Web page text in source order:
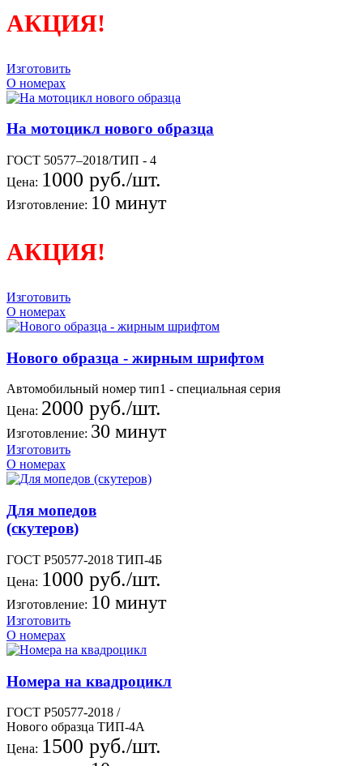
АКЦИЯ!
Изготовить
О номерах
На мотоцикл нового образца
ГОСТ 50577–2018/ТИП - 4
Цена: 1000 руб./шт.
Изготовление: 10 минут
АКЦИЯ!
Изготовить
О номерах
Нового образца - жирным шрифтом
Автомобильный номер тип1 - специальная серия
Цена: 2000 руб./шт.
Изготовление: 30 минут
Изготовить
О номерах
Для мопедов
(скутеров)
ГОСТ Р50577-2018 ТИП-4Б
Цена: 1000 руб./шт.
Изготовление: 10 минут
Изготовить
О номерах
Номера на квадроцикл
ГОСТ Р50577-2018 /
Нового образца ТИП-4А
Цена: 1500 руб./шт.